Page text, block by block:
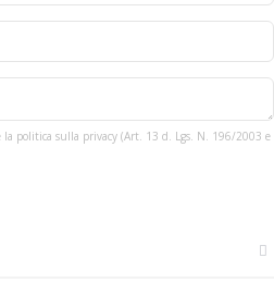
la politica sulla privacy (Art. 13 d. Lgs. N. 196/2003 e